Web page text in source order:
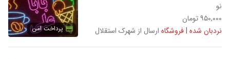
نو
۹۵۰,۰۰۰ تومان
نردبان شده | فروشگاه ارسال از شهرک استقلال پرداخت امن